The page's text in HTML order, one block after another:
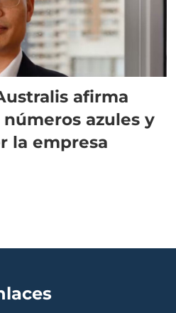
afirma
azules y
la empresa